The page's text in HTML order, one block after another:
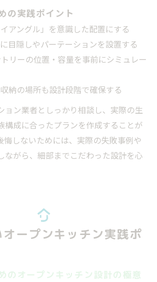
の実践ポイント
イアングル」を意識した配置にする
目隠しやパーテーションを設置する
リーの位置・容量を事前にシミュレー
納の場所も設計段階で確保する
ョン業者としっかり相談し、実際の生
構成に合ったプランを作成することが
悔しないためには、実際の失敗事例や
ながら、細部までこだわった設計を心
ープンキッチン実践ポ
のオープンキッチン設計の極意